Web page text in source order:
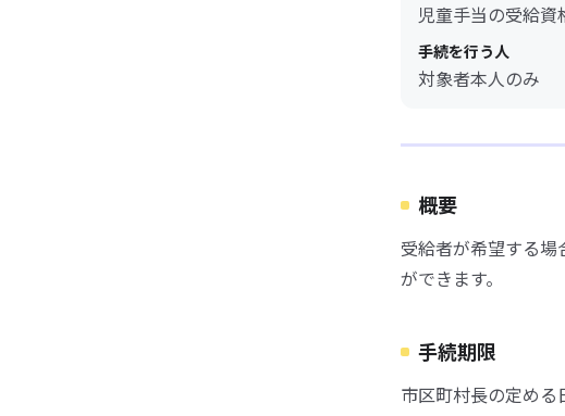
児童手当の受給
手続を行う人
対象者本人のみ
概要
受給者が希望する
ができます。
手続期限
市区町村長の定める